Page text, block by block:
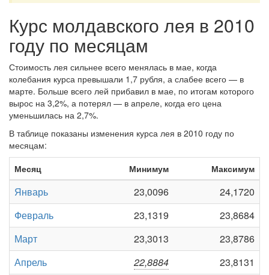
Курс молдавского лея в 2010
году по месяцам
Стоимость лея сильнее всего менялась в мае, когда
колебания курса превышали 1,7 рубля, а слабее всего — в
марте. Больше всего лей прибавил в мае, по итогам которого
вырос на 3,2%, а потерял — в апреле, когда его цена
уменьшилась на 2,7%.
В таблице показаны изменения курса лея в 2010 году по
месяцам:
Месяц
Минимум Максимум
Январь 23,0096
24,1720
Февраль
23,1319
23,8684
Март
23,3013
23,8786
Апрель
22,8884
23,8131